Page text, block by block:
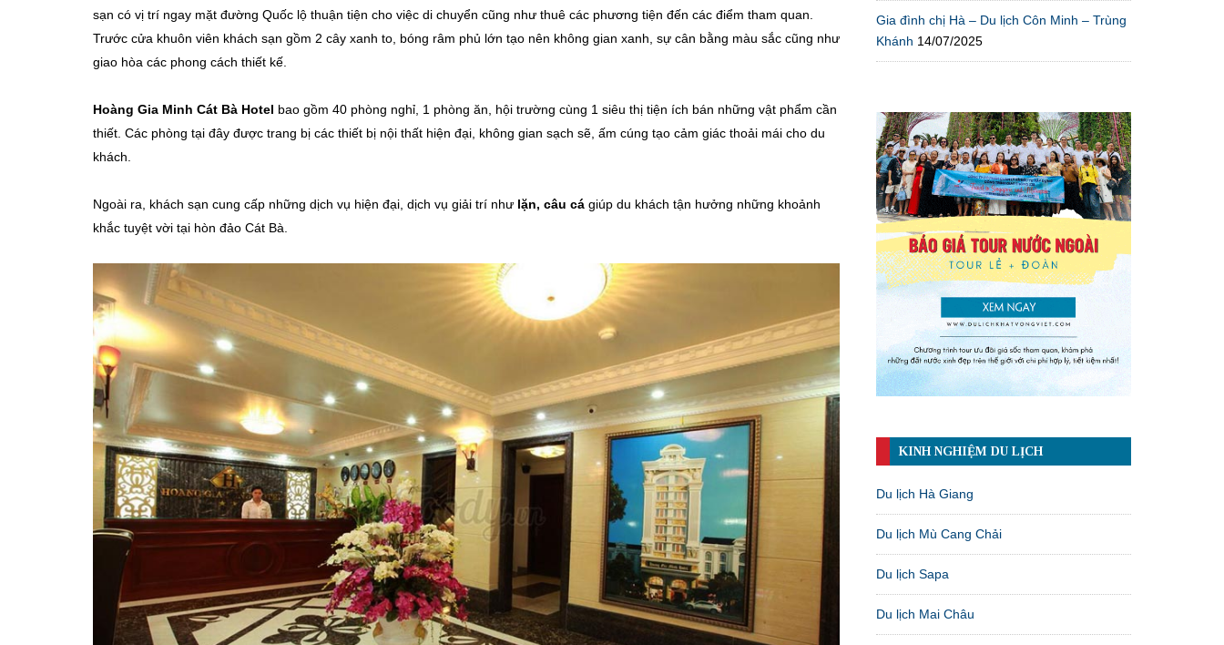
sạn có vị trí ngay mặt đường Quốc lộ thuận tiện cho việc di chuyển cũng như thuê các phương tiện đến các điểm tham quan.
Trước cửa khuôn viên khách sạn gồm 2 cây xanh to, bóng râm phủ lớn tạo nên không gian xanh, sự cân bằng màu sắc cũng như
giao hòa các phong cách thiết kế.
Hoàng Gia Minh Cát Bà Hotel bao gồm 40 phòng nghỉ, 1 phòng ăn, hội trường cùng 1 siêu thị tiện ích bán những vật phẩm cần
thiết. Các phòng tại đây được trang bị các thiết bị nội thất hiện đại, không gian sạch sẽ, ấm cúng tạo cảm giác thoải mái cho du
khách.
Ngoài ra, khách sạn cung cấp những dịch vụ hiện đại, dịch vụ giải trí như lặn, câu cá giúp du khách tận hưởng những khoảnh
khắc tuyệt vời tại hòn đảo Cát Bà.
Gia đình chị Hà – Du lịch Côn Minh – Trùng
Khánh 14/07/2025
KINH NGHIỆM DU LỊCH
Du lịch Hà Giang
Du lịch Mù Cang Chải
Du lịch Sapa
Du lịch Mai Châu